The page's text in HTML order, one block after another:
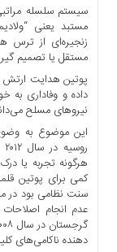
برگه
نمونه
تعرفه
درباره
چند
رسانه
ارتباط
برگه
سیستم سلسله
مستبد یعنی
زنجیره‌ای از ترس
مستقل یا تصمیم
پوتین هدایت ارتش
داده و وفاداری به
نیرو‌های مسلح
این موضوع به
هرگونه تجربه یا
کمی برای پوتین
سنت نظامی بود در
عدم انجام
دهنده ناکامی‌های